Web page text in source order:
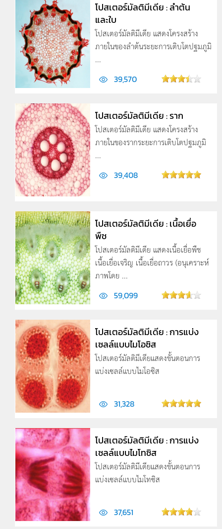
โปสเตอร์มัลติมีเดีย : ลำต้น
และใบ
โปสเตอร์มัลติมีเดีย แสดงโครงสร้าง
ภายในของลำต้นระยะการเติบโตปฐมภูมิ
...
39,570
โปสเตอร์มัลติมีเดีย : ราก
โปสเตอร์มัลติมีเดีย แสดงโครงสร้าง
ภายในของรากระยะการเติบโตปฐมภูมิ
...
39,408
โปสเตอร์มัลติมีเดีย : เนื้อเยื่อ
พืช
โปสเตอร์มัลติมีเดีย แสดงเนื้อเยื่อพืช
เนื้อเยื่อเจริญ เนื้อเยื่อถาวร (อนุเคราะห์
ภาพโดย ...
59,099
โปสเตอร์มัลติมีเดีย : การแบ่ง
เซลล์แบบไมโอซิส
โปสเตอร์มัลติมีเดียแสดงขั้นตอนการ
แบ่งเซลล์แบบไมโอซิส
31,328
โปสเตอร์มัลติมีเดีย : การแบ่ง
เซลล์แบบไมโทซิส
โปสเตอร์มัลติมีเดียแสดงขั้นตอนการ
แบ่งเซลล์แบบไมโทซิส
37,651